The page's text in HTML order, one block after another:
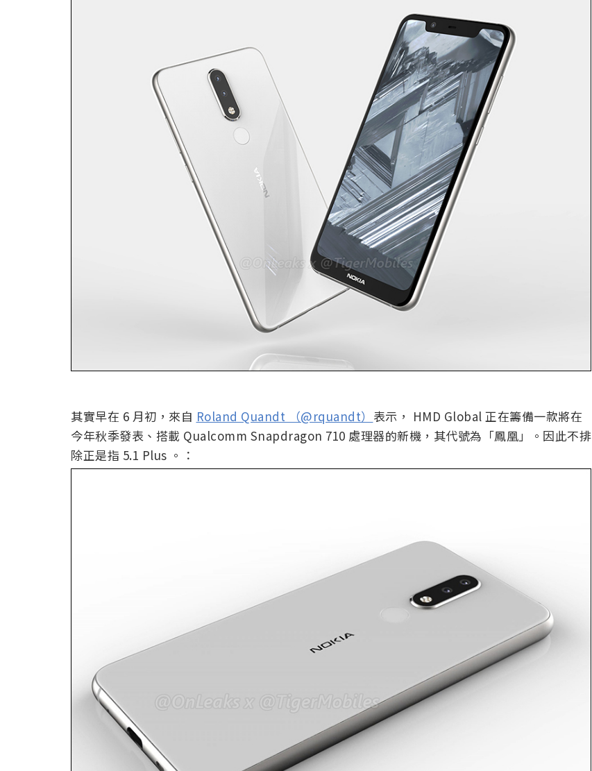
其實早在 6 月初，來自 Roland Quandt （@rquandt） 表示， HMD Global 正在籌備一款將在
今年秋季發表、搭載 Qualcomm Snapdragon 710 處理器的新機，其代號為「鳳凰」。因此不排
除正是指 5.1 Plus 。：